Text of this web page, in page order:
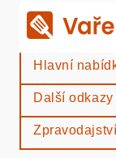
Hlavní
Další odkazy